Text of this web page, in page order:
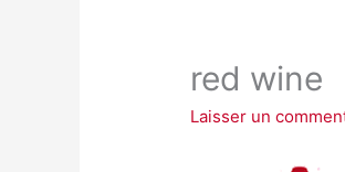
red wine
Laisser un